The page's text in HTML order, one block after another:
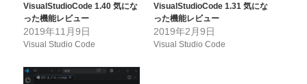
VisualStudioCode 1.40 気にな
った機能レビュー
2019年11月9日
Visual Studio Code
VisualStudioCode 1.31 気にな
った機能レビュー
2019年2月9日
Visual Studio Code